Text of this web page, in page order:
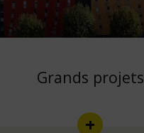
Grands projets